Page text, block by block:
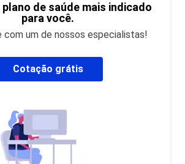
de saúde mais indicado
para você.
com um de nossos especialistas!
Cotação grátis